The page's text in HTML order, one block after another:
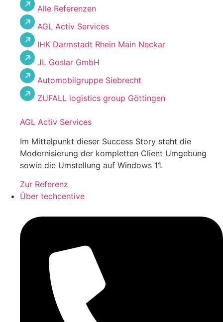
Alle Referenzen
AGL Activ Services
IHK Darmstadt Rhein Main Neckar
JL Goslar GmbH
Automobilgruppe Siebrecht
ZUFALL logistics group Göttingen
AGL Activ Services
Im Mittelpunkt dieser Success Story steht die
Modernisierung der kompletten Client Umgebung
sowie die Umstellung auf Windows 11.
Zur Referenz
Über techcentive